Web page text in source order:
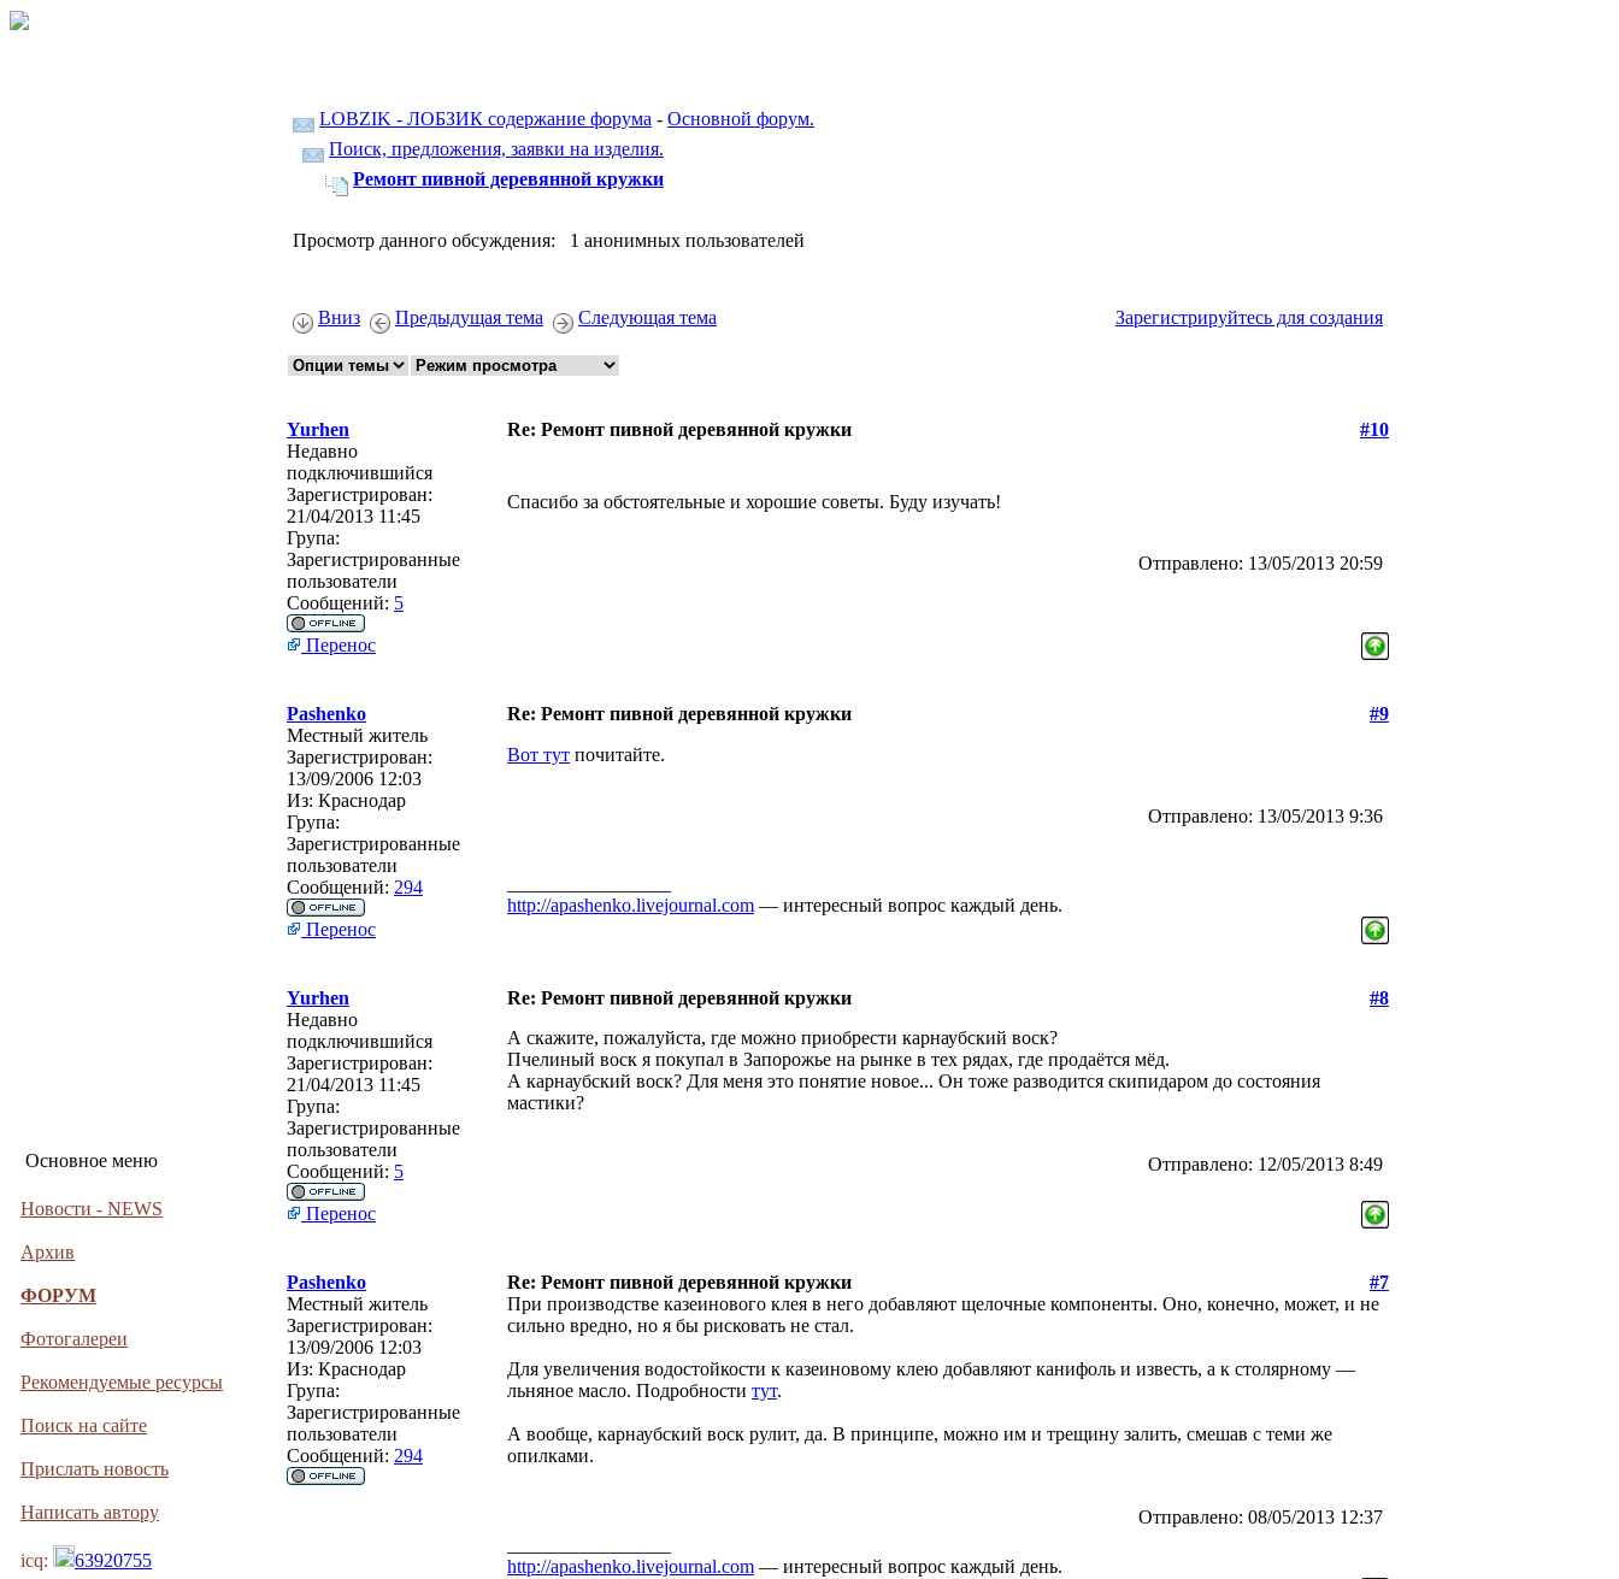
Основное меню
Новости - NEWS
Архив
ФОРУМ
Фотогалереи
Рекомендуемые ресурсы
Поиск на сайте
Прислать новость
Написать автору
icq: 63920755
LOBZIK - ЛОБЗИК содержание форума - Основной форум.
Поиск, предложения, заявки на изделия.
Ремонт пивной деревянной кружки
Просмотр данного обсуждения: 1 анонимных пользователей
Вниз Предыдущая тема Следующая тема Зарегистрируйтесь для создания
Yurhen Re: Ремонт пивной деревянной кружки
#10
Недавно
подключившийся
Зарегистрирован:
21/04/2013 11:45
Група:
Зарегистрированные
пользователи
Сообщений: 5
Спасибо за обстоятельные и хорошие советы. Буду изучать!
Отправлено: 13/05/2013 20:59
Перенос
Pashenko Re: Ремонт пивной деревянной кружки
#9
Местный житель
Зарегистрирован:
13/09/2006 12:03
Из: Краснодар
Група:
Зарегистрированные
пользователи
Сообщений: 294
Вот тут почитайте.
Отправлено: 13/05/2013 9:36
http://apashenko.livejournal.com — интересный вопрос каждый день.
Перенос
Yurhen Re: Ремонт пивной деревянной кружки
#8
Недавно
подключившийся
Зарегистрирован:
21/04/2013 11:45
Група:
Зарегистрированные
пользователи
Сообщений: 5
А скажите, пожалуйста, где можно приобрести карнаубский воск?
Пчелиный воск я покупал в Запорожье на рынке в тех рядах, где продаётся мёд.
А карнаубский воск? Для меня это понятие новое... Он тоже разводится скипидаром до состояния
мастики?
Отправлено: 12/05/2013 8:49
Перенос
Pashenko Re: Ремонт пивной деревянной кружки
#7
Местный житель
Зарегистрирован:
13/09/2006 12:03
Из: Краснодар
Група:
Зарегистрированные
пользователи
Сообщений: 294
При производстве казеинового клея в него добавляют щелочные компоненты. Оно, конечно, может, и не
сильно вредно, но я бы рисковать не стал.
Для увеличения водостойкости к казеиновому клею добавляют канифоль и известь, а к столярному —
льняное масло. Подробности тут.
А вообще, карнаубский воск рулит, да. В принципе, можно им и трещину залить, смешав с теми же
опилками.
Отправлено: 08/05/2013 12:37
http://apashenko.livejournal.com — интересный вопрос каждый день.